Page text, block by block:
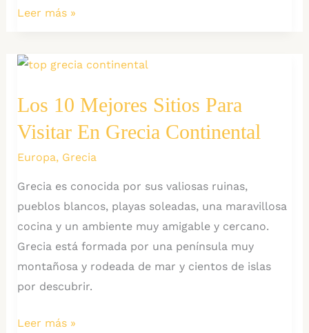
Grecia:
Lugares
ocultos
Atenas
Leer más »
Los 10 Mejores Sitios Para
Visitar En Grecia Continental
Europa, Grecia
Grecia es conocida por sus valiosas ruinas,
pueblos blancos, playas soleadas, una maravillosa
cocina y un ambiente muy amigable y cercano.
Grecia está formada por una península muy
montañosa y rodeada de mar y cientos de islas
por descubrir.
Los
Leer más »